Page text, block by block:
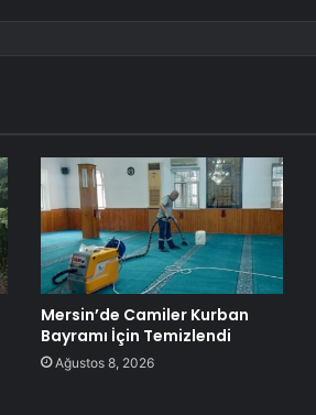
Mersin’de Camiler Kurban
Bayramı İçin Temizlendi
Ağustos 8, 2026